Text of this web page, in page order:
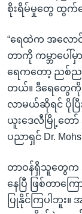
စိုးရိမ်မှုတွေ ထွက်ပ
“ရေထဲက အလော
တာကို ကမ္ဘာပေါ်
ရေကတော့ ညစ်ည
တယ်။ ဒီရေတွေကို
လာမယ်ဆိုရင် ပိုပြီ
ယူးဒေလီမြို့တော်
ပညာရှင် Dr.
တာဝန်ရှိသူတွေက
နေပြီ ဖြစ်တာက
ပြုနိုင်ကြပါဘူး။